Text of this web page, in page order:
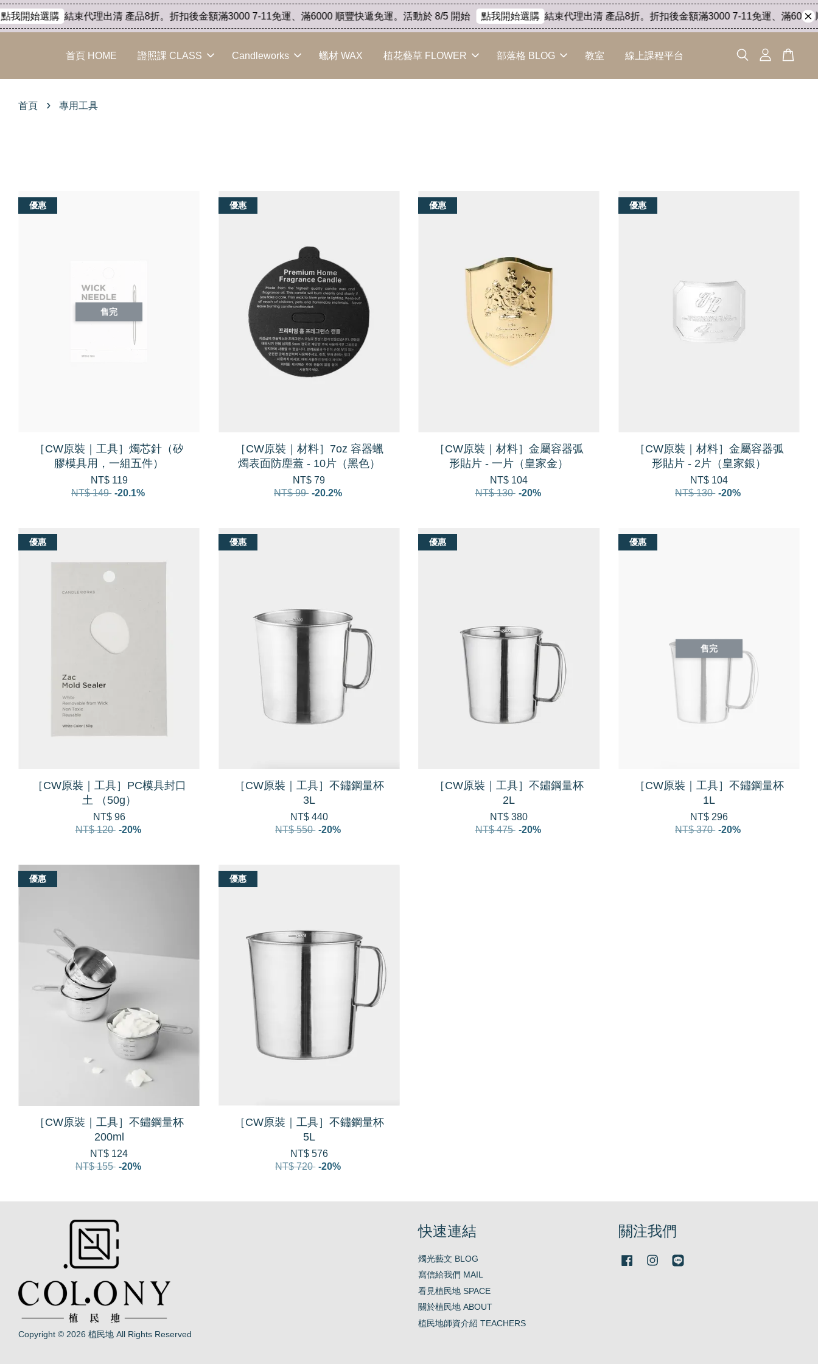
開始選購 結束代理出清 產品8折。折扣後金額滿3000 7-11免運、滿6000 順豐快遞免運。活動於 8/5 開始 點我開始選購 結束代理出清 產品8折。折扣後金額滿3000 7-11免運、滿6000
首頁 HOME 證照課 CLASS Candleworks 蠟材 WAX 植花藝草 FLOWER 部落格 BLOG 教室 線上課程平台
首頁 › 專用工具
優惠
售完
［CW原裝｜工具］燭芯針（矽
膠模具用，一組五件）
NT$ 119
NT$ 149 -20.1%
優惠
［CW原裝｜材料］7oz 容器蠟
燭表面防塵蓋 - 10片（黑色）
NT$ 79
NT$ 99 -20.2%
優惠
［CW原裝｜材料］金屬容器弧
形貼片 - 一片（皇家金）
NT$ 104
NT$ 130 -20%
優惠
［CW原裝｜材料］金屬容器弧
形貼片 - 2片（皇家銀）
NT$ 104
NT$ 130 -20%
優惠
［CW原裝｜工具］PC模具封口
土 （50g）
NT$ 96
NT$ 120 -20%
優惠
［CW原裝｜工具］不鏽鋼量杯
3L
NT$ 440
NT$ 550 -20%
優惠
［CW原裝｜工具］不鏽鋼量杯
2L
NT$ 380
NT$ 475 -20%
優惠
售完
［CW原裝｜工具］不鏽鋼量杯
1L
NT$ 296
NT$ 370 -20%
優惠
［CW原裝｜工具］不鏽鋼量杯
200ml
NT$ 124
NT$ 155 -20%
優惠
［CW原裝｜工具］不鏽鋼量杯
5L
NT$ 576
NT$ 720 -20%
Copyright © 2026 植民地 All Rights Reserved
快速連結
燭光藝文 BLOG
寫信給我們 MAIL
看見植民地 SPACE
關於植民地 ABOUT
植民地師資介紹 TEACHERS
關注我們
FacebookInstagram